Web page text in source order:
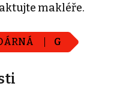
makléře.
G